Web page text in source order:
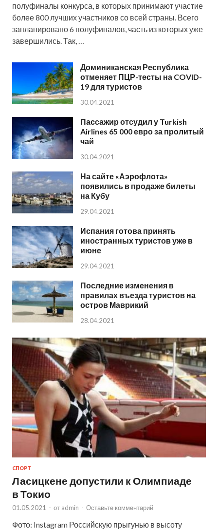
полуфиналы конкурса, в которых принимают участие
более 800 лучших участников со всей страны. Всего
запланировано 6 полуфиналов, часть из которых уже
завершились. Так, …
Доминиканская Республика
отменяет ПЦР-тесты на COVID-
19 для туристов
30.04.2021
Пассажир отсудил у Turkish
Airlines 65 000 евро за пролитый
чай
30.04.2021
На сайте «Аэрофлота»
появились в продаже билеты
на Кубу
29.04.2021
Испания готова принять
иностранных туристов уже в
июне
29.04.2021
Последние изменения в
правилах въезда туристов на
остров Маврикий
28.04.2021
СПОРТ
Ласицкене допустили к Олимпиаде
в Токио
01.05.2021 - от admin - Оставьте комментарий
Фото: Instagram Российскую прыгунью в высоту